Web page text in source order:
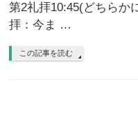
第2礼拝10:45(どちらか
拝：今ま …
この記事を読む